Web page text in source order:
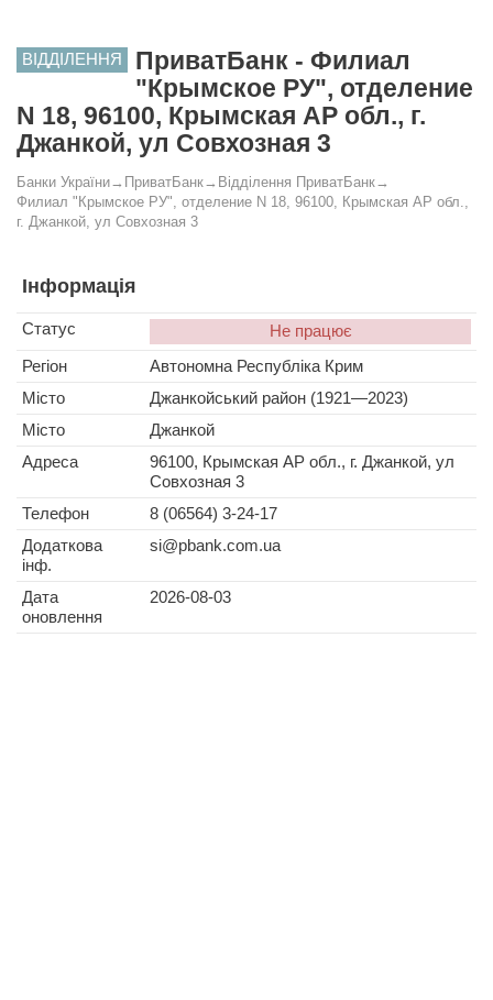
ВІДДІЛЕННЯ
ПриватБанк - Филиал
"Крымское РУ", отделение
N 18, 96100, Крымская АР обл., г.
Джанкой, ул Совхозная 3
Банки України→ ПриватБанк→ Відділення ПриватБанк→
Филиал "Крымское РУ", отделение N 18, 96100, Крымская АР обл.,
г. Джанкой, ул Совхозная 3
Інформація
Статус
Не працює
Регіон
Автономна Республіка Крим
Місто
Джанкойський район (1921—2023)
Місто
Джанкой
Адреса
96100, Крымская АР обл., г. Джанкой, ул
Совхозная 3
Телефон
8 (06564) 3-24-17
Додаткова
інф.
si@pbank.com.ua
Дата
оновлення
2026-08-03